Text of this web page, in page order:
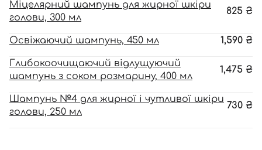
Міцелярний шампунь для жирної шкіри
голови, 300 мл
825 ₴
Освіжаючий шампунь, 450 мл 1,590 ₴
Глибокоочищаючий відлущуючий
шампунь з соком розмарину, 400 мл
1,475 ₴
Шампунь №4 для жирної і чутливої шкіри
голови, 250 мл
730 ₴